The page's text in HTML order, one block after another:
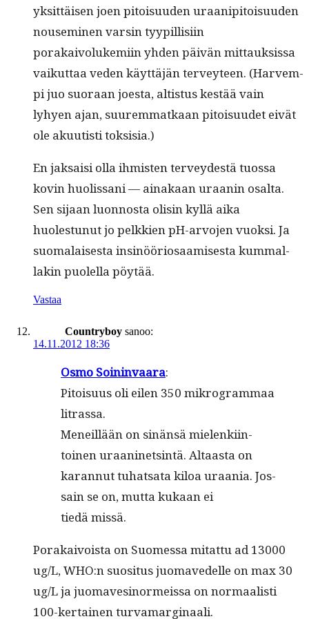
yksit­täisen joen pitoisu­u­den uraa­nip­i­toisu­u­den
nousem­i­nen varsin tyyp­il­lisi­in
porakaivolukemi­in yhden päivän mit­tauk­sis­sa
vaikut­taa veden käyt­täjän ter­vey­teen. (Harvem­
pi juo suo­raan joes­ta, altistus kestää vain
lyhyen ajan, suurem­matkaan pitoisu­udet eivät
ole akuutisti toksisia.)
En jak­saisi olla ihmis­ten ter­vey­destä tuos­sa
kovin huolis­sani — ainakaan uraanin osalta.
Sen sijaan luon­nos­ta olisin kyl­lä aika
huolestunut jo pelkkien pH-arvo­jen vuok­si. Ja
suo­ma­lais­es­ta insinööriosaamis­es­ta kum­mal­
lakin puolel­la pöytää.
Vastaa
Countryboy sanoo:
14.11.2012 18:36
Osmo Soin­in­vaara:
Pitoisu­us oli eilen 350 mikro­gram­maa
litrassa.
Meneil­lään on sinän­sä mie­lenki­in­
toinen uraa­ninetsin­tä. Altaas­ta on
karan­nut tuhat­sa­ta kiloa uraa­nia. Jos­
sain se on, mut­ta kukaan ei
tiedä missä.
Porakaivoista on Suomes­sa mitat­tu ad 13000
ug/L, WHO:n suosi­tus juo­mavedelle on max 30
ug/L ja juo­mavesinormeis­sa on nor­maal­isti
100-ker­tainen turvamarginaali.